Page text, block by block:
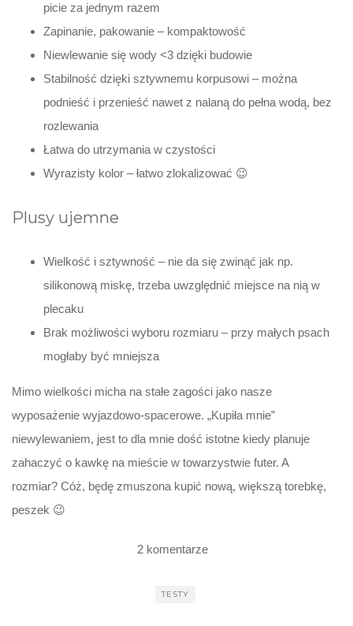
picie za jednym razem
Zapinanie, pakowanie – kompaktowość
Niewlewanie się wody <3 dzięki budowie
Stabilność dzięki sztywnemu korpusowi – można
podnieść i przenieść nawet z nalaną do pełna wodą, bez
rozlewania
Łatwa do utrzymania w czystości
Wyrazisty kolor – łatwo zlokalizować 😉
Plusy ujemne
Wielkość i sztywność – nie da się zwinąć jak np.
silikonową miskę, trzeba uwzględnić miejsce na nią w
plecaku
Brak możliwości wyboru rozmiaru – przy małych psach
mogłaby być mniejsza
Mimo wielkości micha na stałe zagości jako nasze
wyposażenie wyjazdowo-spacerowe. „Kupiła mnie”
niewylewaniem, jest to dla mnie dość istotne kiedy planuje
zahaczyć o kawkę na mieście w towarzystwie futer. A
rozmiar? Cóż, będę zmuszona kupić nową, większą torebkę,
peszek 😉
2 komentarze
TESTY